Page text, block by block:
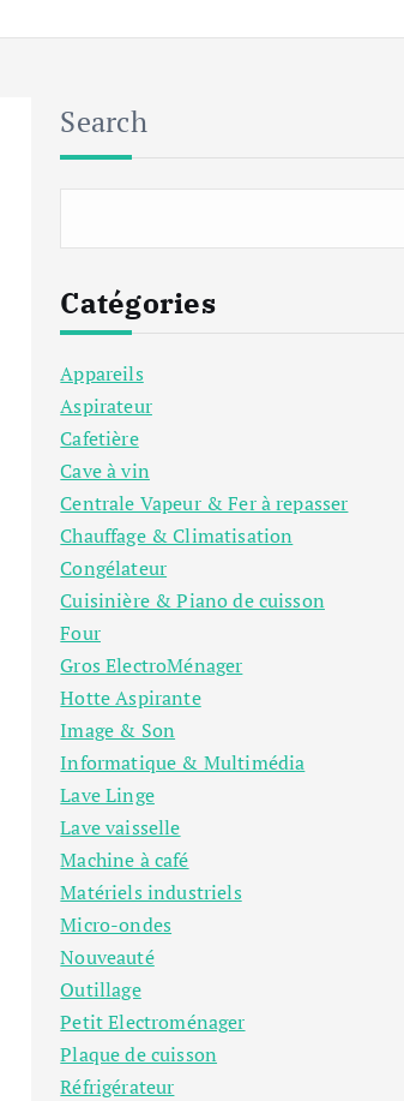
Search
Catégories
Appareils
Aspirateur
Cafetière
Cave à vin
Centrale Vapeur & Fer à repasser
Chauffage & Climatisation
Congélateur
Cuisinière & Piano de cuisson
Four
Gros ElectroMénager
Hotte Aspirante
Image & Son
Informatique & Multimédia
Lave Linge
Lave vaisselle
Machine à café
Matériels industriels
Micro-ondes
Nouveauté
Outillage
Petit Electroménager
Plaque de cuisson
Réfrigérateur